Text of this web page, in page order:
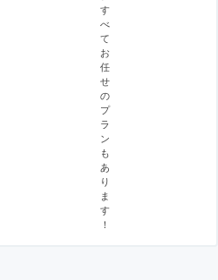
す
べ
て
お
任
せ
の
プ
ラ
ン
も
あ
り
ま
す
！